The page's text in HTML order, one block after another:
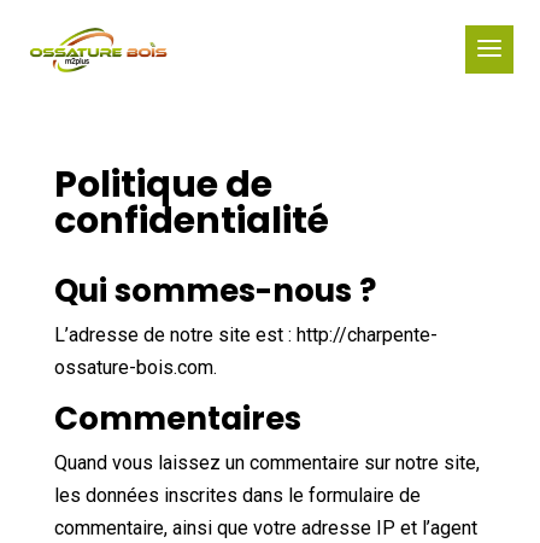
Politique de
confidentialité
Qui sommes-nous ?
L’adresse de notre site est : http://charpente-
ossature-bois.com.
Commentaires
Quand vous laissez un commentaire sur notre site,
les données inscrites dans le formulaire de
commentaire, ainsi que votre adresse IP et l’agent